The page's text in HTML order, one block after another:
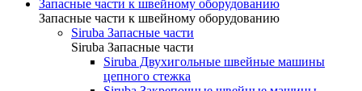
Запасные части к швейному оборудованию
Запасные части к швейному оборудованию
Siruba Запасные части
Siruba Запасные части
Siruba Двухигольные швейные машины
цепного стежка